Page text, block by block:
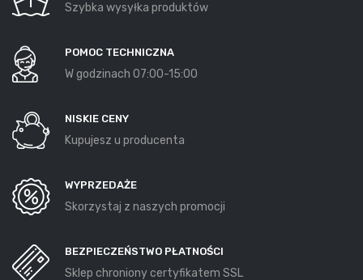
Szybka wysyłka produktów
POMOC TECHNICZNA
W godzinach 07:00-15:00
NISKIE CENY
Kupujesz u producenta
WYPRZEDAŻE
Skorzystaj z naszych promocji
BEZPIECZEŃSTWO PŁATNOŚCI
Sklep chroniony certyfikatem SSL